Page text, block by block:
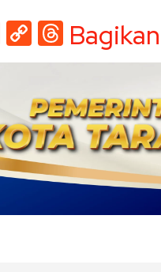
EmailCopy
Link
Threads
Bagikan